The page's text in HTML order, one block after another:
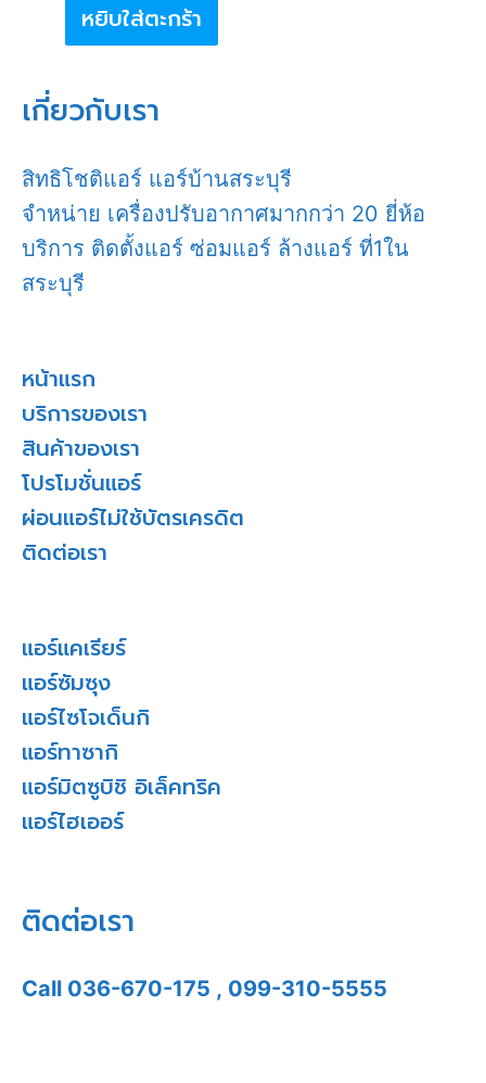
หยิบใส่ตะกร้า
เกี่ยวกับเรา
สิทธิโชติแอร์ แอร์บ้านสระบุรี
จำหน่าย เครื่องปรับอากาศมากกว่า 20 ยี่ห้อ
บริการ ติดตั้งแอร์ ซ่อมแอร์ ล้างแอร์ ที่1ใน
สระบุรี
หน้าแรก
บริการของเรา
สินค้าของเรา
โปรโมชั่นแอร์
ผ่อนแอร์ไม่ใช้บัตรเครดิต
ติดต่อเรา
แอร์แคเรียร์
แอร์ซัมซุง
แอร์ไซโจเด็นกิ
แอร์ทาซากิ
แอร์มิตซูบิชิ อิเล็คทริค
แอร์ไฮเออร์
ติดต่อเรา
Call 036-670-175 , 099-310-5555